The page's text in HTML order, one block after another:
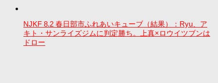
NJKF 8.2 春日部市ふれあいキューブ（結果）：Ryu、ア
キト・サンライズジムに判定勝ち。上真×ロウイツブンは
ドロー